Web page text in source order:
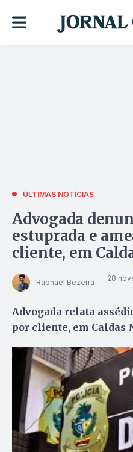
ÚLTIMAS NOTÍCIAS
Advogada
estuprada e
cliente, em
Raphael Bezerra 28
Advogada relata
por cliente, em Caldas